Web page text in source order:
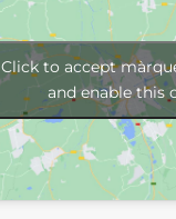
Click to accept
and enable this